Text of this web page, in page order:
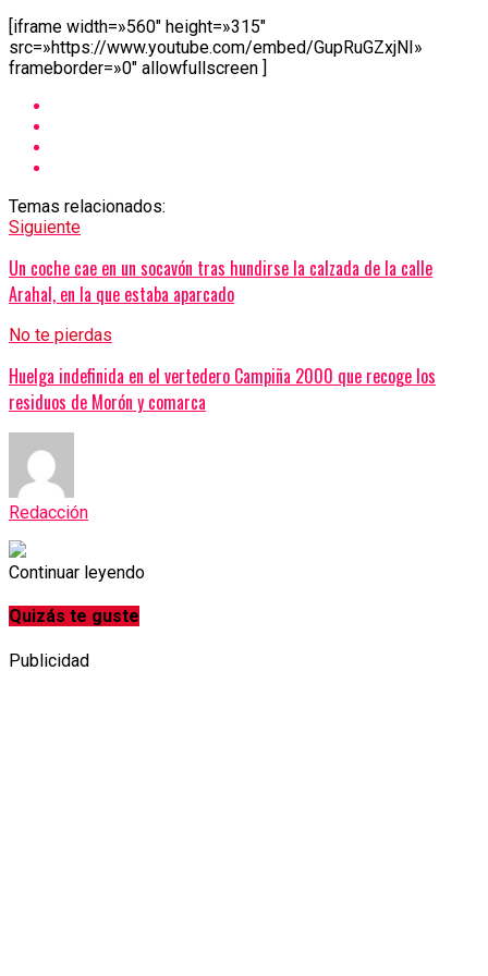
[iframe width=»560″ height=»315″
src=»https://www.youtube.com/embed/GupRuGZxjNI»
frameborder=»0″ allowfullscreen ]
Temas relacionados:
Siguiente
Un coche cae en un socavón tras hundirse la calzada de la calle
Arahal, en la que estaba aparcado
No te pierdas
Huelga indefinida en el vertedero Campiña 2000 que recoge los
residuos de Morón y comarca
Redacción
Continuar leyendo
Quizás te guste
Publicidad